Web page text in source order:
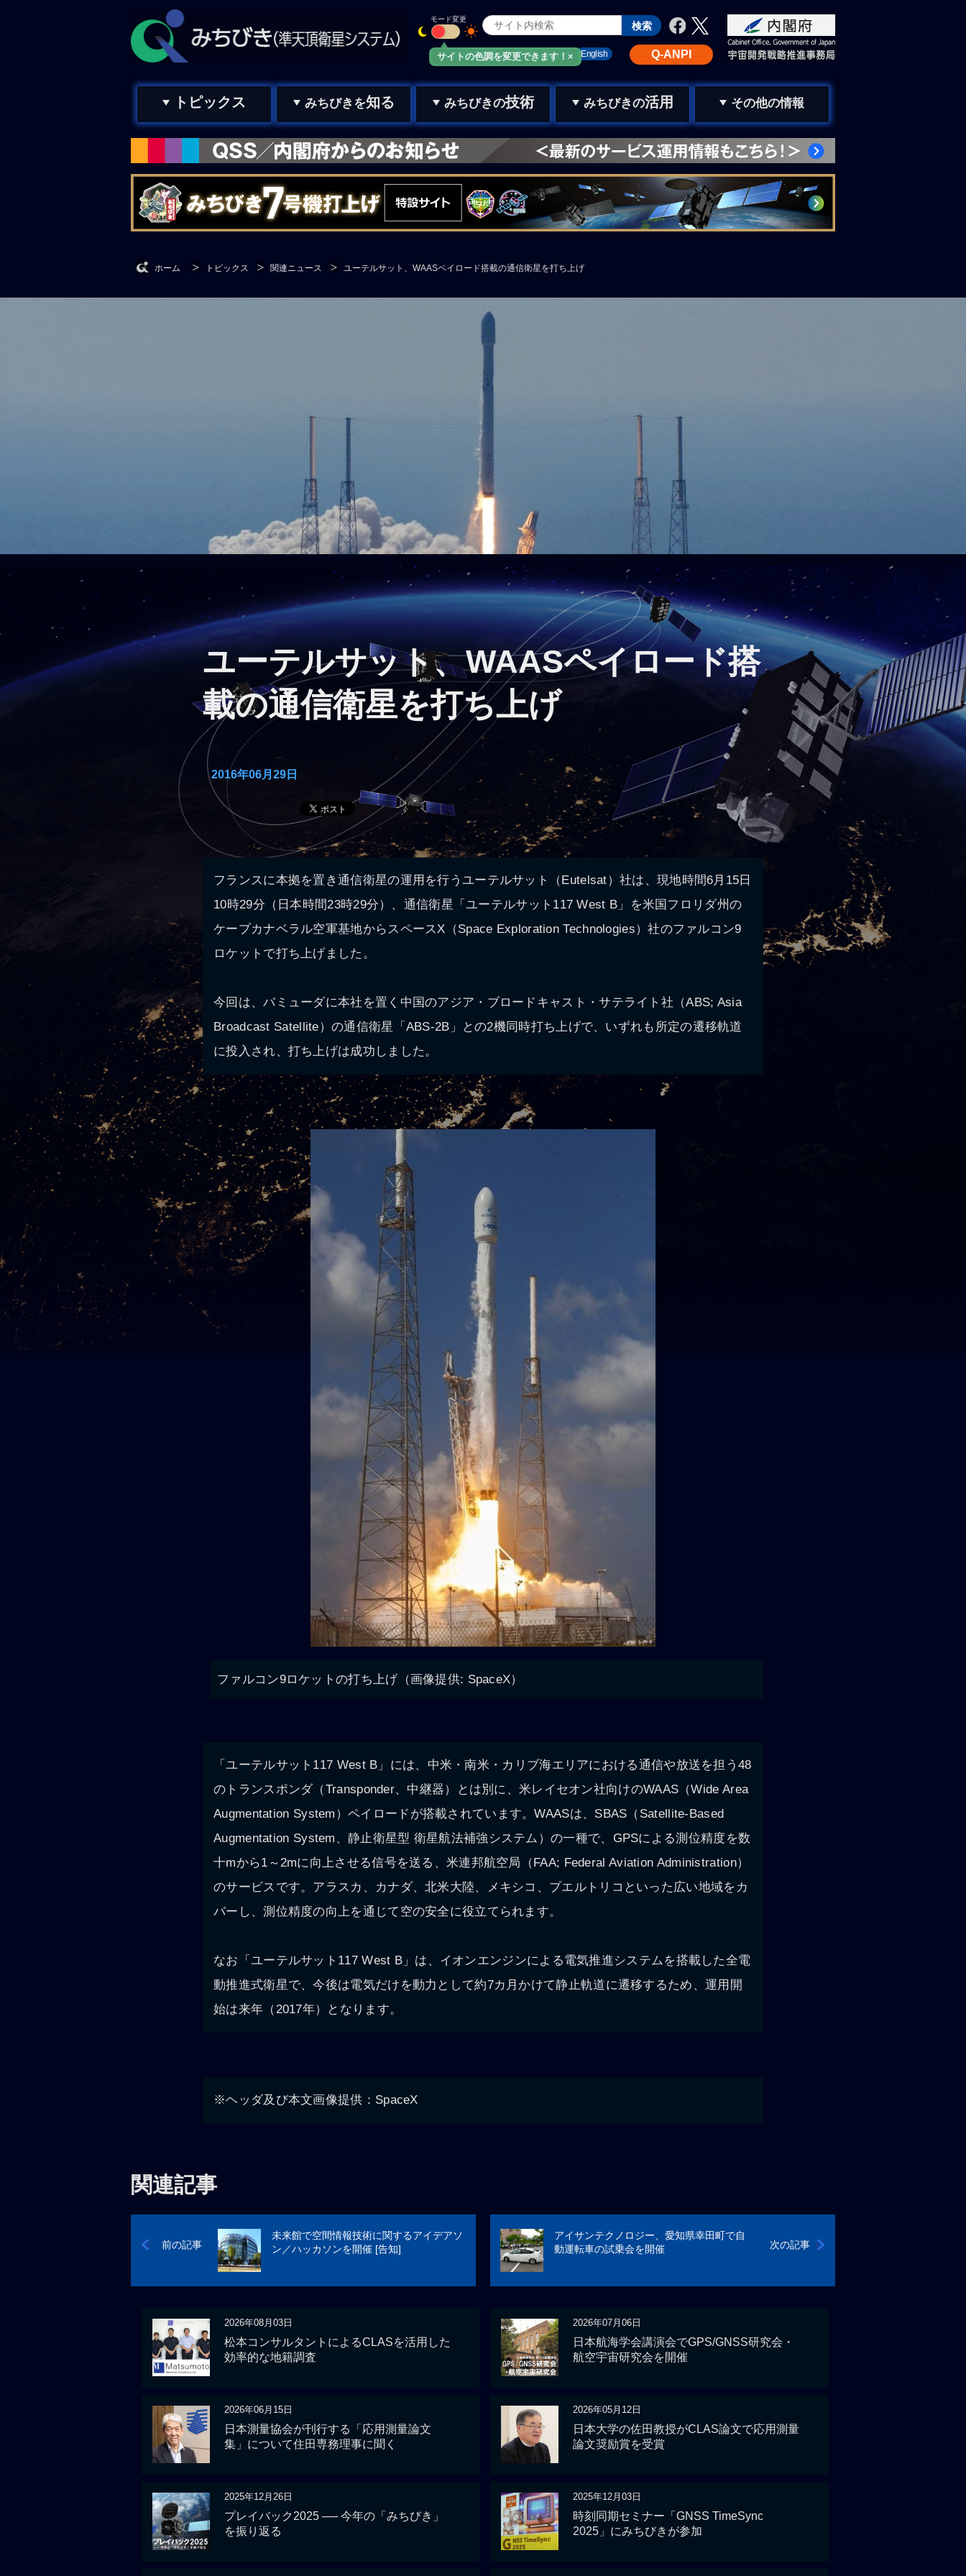
サイトの色調を変更できます！×
モード変更
Q-ANPI
English
お問い合わせ
みちびきメール
トピックス みちびきを知る みちびきの技術 みちびきの活用 その他の情報
ホーム トピックス 関連ニュース ユーテルサット、WAASペイロード搭載の通信衛星を打ち上げ
ユーテルサット、WAASペイロード搭
載の通信衛星を打ち上げ
2016年06月29日
フランスに本拠を置き通信衛星の運用を行うユーテルサット（Eutelsat）社は、現地時間6月15日
10時29分（日本時間23時29分）、通信衛星「ユーテルサット117 West B」を米国フロリダ州の
ケープカナベラル空軍基地からスペースX（Space Exploration Technologies）社のファルコン9
ロケットで打ち上げました。
今回は、バミューダに本社を置く中国のアジア・ブロードキャスト・サテライト社（ABS; Asia
Broadcast Satellite）の通信衛星「ABS-2B」との2機同時打ち上げで、いずれも所定の遷移軌道
に投入され、打ち上げは成功しました。
ファルコン9ロケットの打ち上げ（画像提供: SpaceX）
「ユーテルサット117 West B」には、中米・南米・カリブ海エリアにおける通信や放送を担う48
のトランスポンダ（Transponder、中継器）とは別に、米レイセオン社向けのWAAS（Wide Area
Augmentation System）ペイロードが搭載されています。WAASは、SBAS（Satellite-Based
Augmentation System、静止衛星型 衛星航法補強システム）の一種で、GPSによる測位精度を数
十mから1～2mに向上させる信号を送る、米連邦航空局（FAA; Federal Aviation Administration）
のサービスです。アラスカ、カナダ、北米大陸、メキシコ、プエルトリコといった広い地域をカ
バーし、測位精度の向上を通じて空の安全に役立てられます。
なお「ユーテルサット117 West B」は、イオンエンジンによる電気推進システムを搭載した全電
動推進式衛星で、今後は電気だけを動力として約7カ月かけて静止軌道に遷移するため、運用開
始は来年（2017年）となります。
※ヘッダ及び本文画像提供：SpaceX
関連記事
前の記事
未来館で空間情報技術に関するアイデアソ
ン／ハッカソンを開催 [告知]
次の記事
アイサンテクノロジー、愛知県幸田町で自
動運転車の試乗会を開催
2026年08月03日
松本コンサルタントによるCLASを活用した
効率的な地籍調査
2026年07月06日
日本航海学会講演会でGPS/GNSS研究会・
航空宇宙研究会を開催
2026年06月15日
日本測量協会が刊行する「応用測量論文
集」について住田専務理事に聞く
2026年05月12日
日本大学の佐田教授がCLAS論文で応用測量
論文奨励賞を受賞
2025年12月26日
プレイバック2025 ── 今年の「みちびき」
を振り返る
2025年12月03日
時刻同期セミナー「GNSS TimeSync
2025」にみちびきが参加